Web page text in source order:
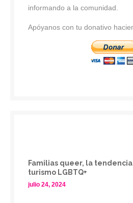
informando a la comunidad.
Apóyanos con tu donativo
Familias queer, la
turismo LGBTQ+
julio 24, 2024